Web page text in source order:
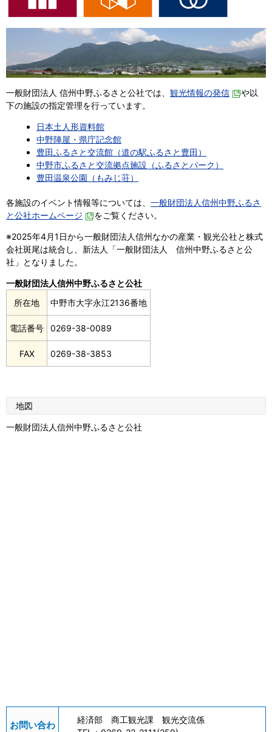
一般財団法人 信州中野ふるさと公社では、 観光情報の発信
や以
下の施設の指定管理を行っています。
日本土人形資料館
中野陣屋・県庁記念館
豊田ふるさと交流館（道の駅ふるさと豊田）
中野市ふるさと交流拠点施設（ふるさとパーク）
豊田温泉公園（もみじ荘）
各施設のイベント情報等については、 一般財団法人信州中野ふるさ
と公社ホームページ
をご覧ください。
※2025年4月1日から一般財団法人信州なかの産業・観光公社と株式
会社斑尾は統合し、新法人「一般財団法人 信州中野ふるさと公
社」となりました。
一般財団法人信州中野ふるさと公社
所在地
中野市大字永江2136番地
電話番号 0269-38-0089
FAX 0269-38-3853
地図
一般財団法人信州中野ふるさと公社
お問い合わ
経済部 商工観光課 観光交流係